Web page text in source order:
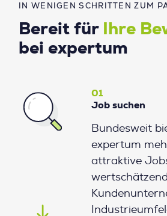
IN WENIGEN SCHRITTEN ZUM
Bereit für
Ihre
bei expertum
01
Job suchen
Bundesweit
expertum
attraktive